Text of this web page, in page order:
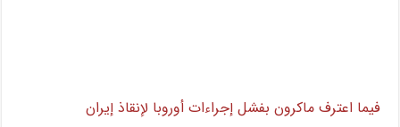
فيما اعترف ماكرون بفشل إجراءات أوروبا لإنقاذ إيران